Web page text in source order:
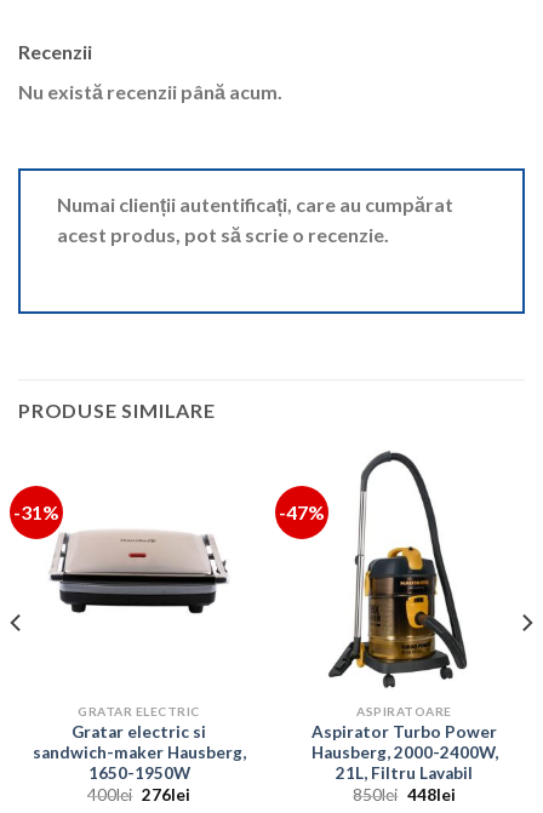
Recenzii
Nu există recenzii până acum.
Numai clienții autentificați, care au cumpărat
acest produs, pot să scrie o recenzie.
PRODUSE SIMILARE
-31%
GRATAR ELECTRIC
Gratar electric si
sandwich-maker Hausberg,
1650-1950W
400lei Prețul
276leiPrețul
-47%
ASPIRATOARE
Aspirator Turbo Power
Hausberg, 2000-2400W,
21L, Filtru Lavabil
850lei Prețul
448leiPrețul